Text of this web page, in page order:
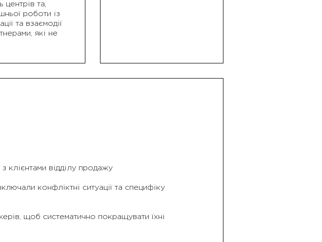
центрів та,
роботи із
та взаємодії
які не
клієнтами відділу продажу
конфліктні ситуації та специфіку
щоб систематично покращувати їхні